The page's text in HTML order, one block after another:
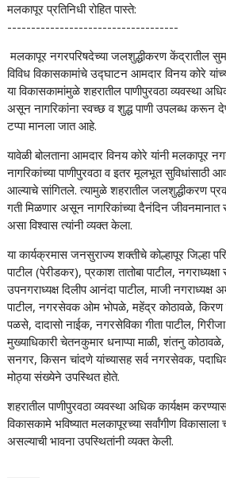
मलकापूर प्रतिनिधी रोहित पास्ते:
------------------------------------
मलकापूर नगरपरिषदेच्या जलशुद्धीकरण केंद्रातील
विविध विकासकामांचे उद्घाटन आमदार विनय कोरे
या विकासकामांमुळे शहरातील पाणीपुरवठा व्यवस्था
असून नागरिकांना स्वच्छ व शुद्ध पाणी उपलब्ध करून
टप्पा मानला जात आहे.
यावेळी बोलताना आमदार विनय कोरे यांनी मलकापूर
नागरिकांच्या पाणीपुरवठा व इतर मूलभूत सुविधांसाठी
आल्याचे सांगितले. त्यामुळे शहरातील जलशुद्धीकरण
गती मिळणार असून नागरिकांच्या दैनंदिन
असा विश्वास त्यांनी व्यक्त केला.
या कार्यक्रमास जनसुराज्य शक्तीचे कोल्हापूर जिल्हा
पाटील (पेरीडकर), प्रकाश तातोबा पाटील,
उपनगराध्यक्ष दिलीप आनंदा पाटील, माजी नगराध्यक्ष
पाटील, नगरसेवक ओम भोपळे, महेंद्र कोठावळे,
पळसे, दादासो नाईक, नगरसेविका गीता पाटील,
मुख्याधिकारी चेतनकुमार धनाप्पा माळी, शंतनु
सनगर, किसन चांदणे यांच्यासह सर्व नगरसेवक,
मोठ्या संख्येने उपस्थित होते.
शहरातील पाणीपुरवठा व्यवस्था अधिक कार्यक्षम
विकासकामे भविष्यात मलकापूरच्या सर्वांगीण विकासाला
असल्याची भावना उपस्थितांनी व्यक्त केली.